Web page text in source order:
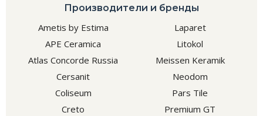
Производители и бренды
Ametis by Estima
APE Ceramica
Atlas Concorde Russia
Cersanit
Coliseum
Creto
Laparet
Litokol
Meissen Keramik
Neodom
Pars Tile
Premium GT